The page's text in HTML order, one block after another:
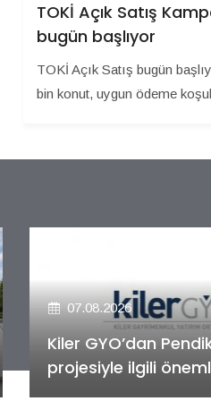
TOKİ Açık Satış
bugün başlıyor
TOKİ Açık Satış bugün
bin konut, uygun ödeme
07.08.2026
Alya Merkezefendi
anahtar teslim
gerçekleştirildi!